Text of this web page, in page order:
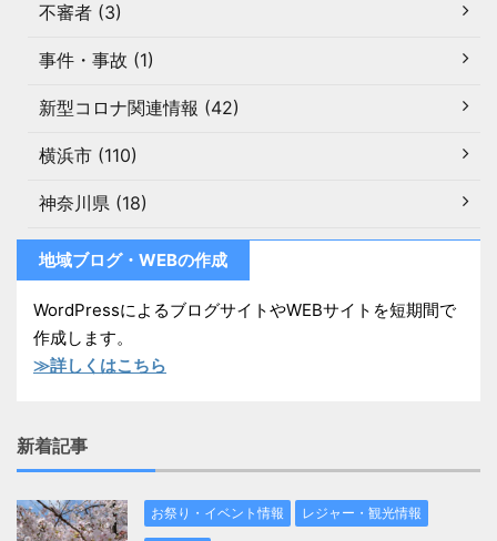
不審者 (3)
事件・事故 (1)
新型コロナ関連情報 (42)
横浜市 (110)
神奈川県 (18)
地域ブログ・WEBの作成
WordPressによるブログサイトやWEBサイトを短期間で
作成します。
≫詳しくはこちら
新着記事
お祭り・イベント情報 レジャー・観光情報